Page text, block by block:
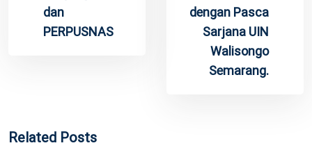
dan
PERPUSNAS
dengan Pasca
Sarjana UIN
Walisongo
Semarang.
Related Posts